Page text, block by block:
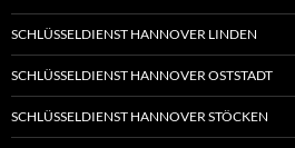
SCHLÜSSELDIENST HANNOVER LINDEN
SCHLÜSSELDIENST HANNOVER OSTSTADT
SCHLÜSSELDIENST HANNOVER STÖCKEN